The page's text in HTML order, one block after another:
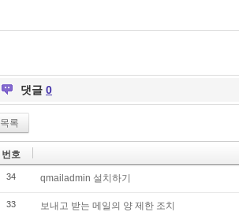
댓글 0
목록
번호
34 qmailadmin 설치하기
33 보내고 받는 메일의 양 제한 조치